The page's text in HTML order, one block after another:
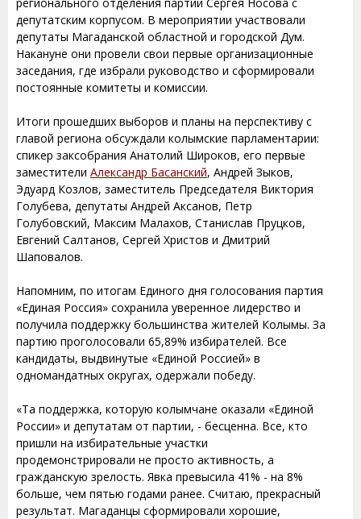
депутатским корпусом. В мероприятии участвовали
депутаты Магаданской областной и городской Дум.
Накануне они провели свои первые организационные
заседания, где избрали руководство и сформировали
постоянные комитеты и комиссии.
Итоги прошедших выборов и планы на перспективу с
главой региона обсуждали колымские парламентарии:
спикер заксобрания Анатолий Широков, его первые
заместители Александр Басанский, Андрей Зыков,
Эдуард Козлов, заместитель Председателя Виктория
Голубева, депутаты Андрей Аксанов, Петр
Голубовский, Максим Малахов, Станислав Пруцков,
Евгений Салтанов, Сергей Христов и Дмитрий
Шаповалов.
Напомним, по итогам Единого дня голосования партия
«Единая Россия» сохранила уверенное лидерство и
получила поддержку большинства жителей Колымы. За
партию проголосовали 65,89% избирателей. Все
кандидаты, выдвинутые «Единой Россией» в
одномандатных округах, одержали победу.
«Та поддержка, которую колымчане оказали «Единой
России» и депутатам от партии, - бесценна. Все, кто
пришли на избирательные участки
продемонстрировали не просто активность, а
гражданскую зрелость. Явка превысила 41% - на 8%
больше, чем пятью годами ранее. Считаю, прекрасный
результат. Магаданцы сформировали хорошие,